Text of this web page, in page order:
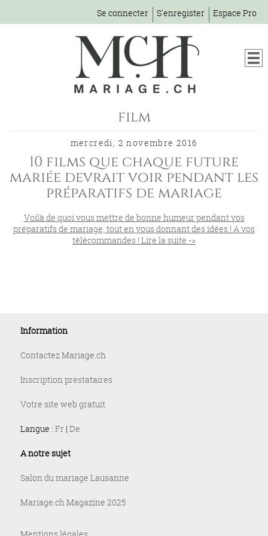
Se connecter S'enregister Espace Pro
film
mercredi, 2 novembre 2016
10 films que chaque future
mariée devrait voir pendant les
préparatifs de mariage
Voilà de quoi vous mettre de bonne humeur pendant vos
préparatifs de mariage, tout en vous donnant des idées ! A vos
télécommandes ! Lire la suite ->
Information
Contactez Mariage.ch
Inscription prestataires
Votre site web gratuit
Langue : Fr | De
A notre sujet
Salon du mariage Lausanne
Mariage.ch Magazine 2025